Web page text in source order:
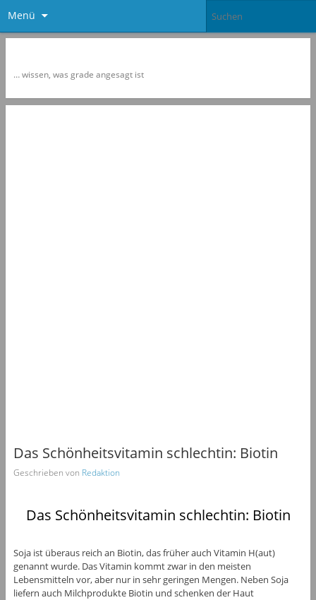
Menü
… wissen, was grade angesagt ist
Das Schönheitsvitamin schlechtin: Biotin
Geschrieben von Redaktion
Das Schönheitsvitamin schlechtin: Biotin
Soja ist überaus reich an Biotin, das früher auch Vitamin H(aut)
genannt wurde. Das Vitamin kommt zwar in den meisten
Lebensmitteln vor, aber nur in sehr geringen Mengen. Neben Soja
liefern auch Milchprodukte Biotin und schenken der Haut